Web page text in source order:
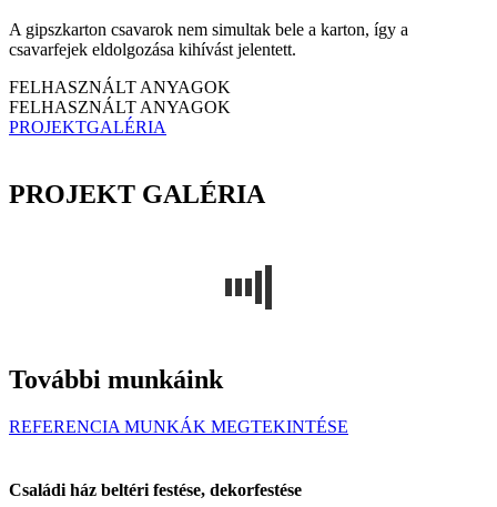
A gipszkarton csavarok nem simultak bele a karton, így a
csavarfejek eldolgozása kihívást jelentett.
FELHASZNÁLT ANYAGOK
FELHASZNÁLT ANYAGOK
PROJEKTGALÉRIA
PROJEKT GALÉRIA
További munkáink
REFERENCIA MUNKÁK MEGTEKINTÉSE
Családi ház beltéri festése, dekorfestése